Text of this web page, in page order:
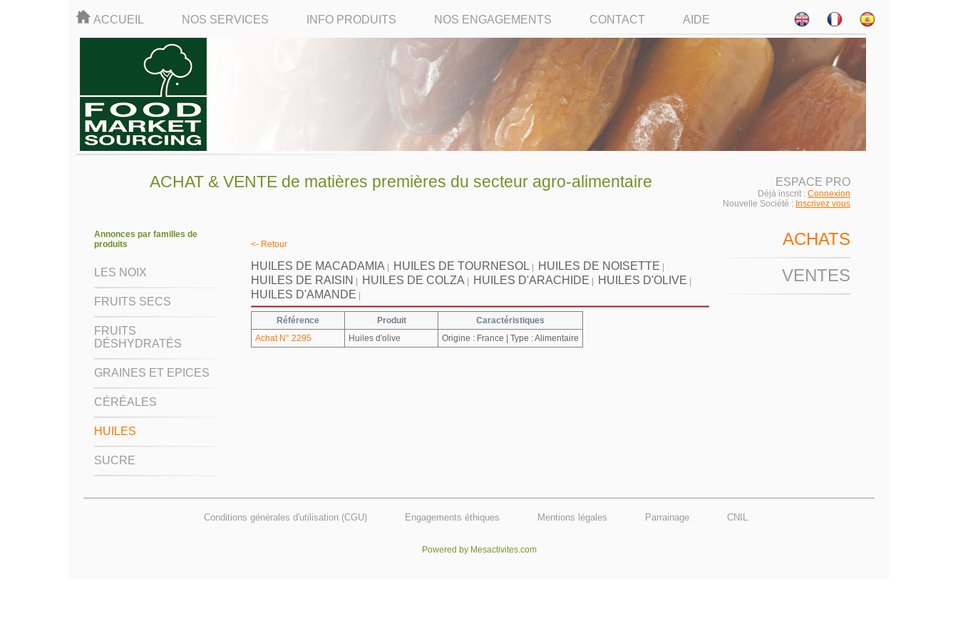
ACCUEIL NOS SERVICES INFO PRODUITS NOS ENGAGEMENTS CONTACT AIDE
ACHAT & VENTE de matières premières du secteur agro-alimentaire ESPACE PRO
Déjà inscrit : Connexion
Nouvelle Société : Inscrivez vous
Annonces par familles de
produits
LES NOIX
FRUITS SECS
FRUITS
DÉSHYDRATÉS
GRAINES ET EPICES
CÉRÉALES
HUILES
SUCRE
<- Retour
HUILES DE MACADAMIA HUILES DE TOURNESOL HUILES DE NOISETTE
HUILES DE RAISIN HUILES DE COLZA HUILES D'ARACHIDE HUILES D'OLIVE
HUILES D'AMANDE
Référence Produit
Caractéristiques
Achat N° 2295
Huiles d'olive Origine : France | Type : Alimentaire
ACHATS
VENTES
Conditions générales d'utilisation (CGU) Engagements éthiques Mentions légales Parrainage CNIL
Powered by Mesactivites.com